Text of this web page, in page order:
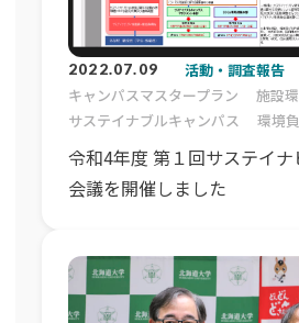
2022.07.09
活動・調査報告
キャンパスマスタープラン
施設
サステイナブルキャンパス
環境
令和4年度 第１回サステイ
会議を開催しました